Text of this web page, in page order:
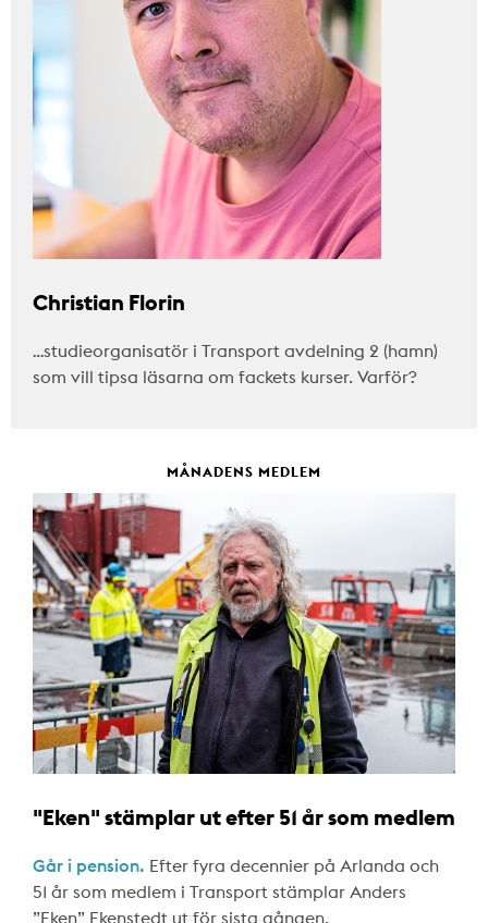
Christian Florin
…studieorganisatör i Transport avdelning 2 (hamn)
som vill tipsa läsarna om fackets kurser. Varför?
MÅNADENS MEDLEM
"Eken" stämplar ut efter 51 år som medlem
Går i pension. Efter fyra decennier på Arlanda och
51 år som medlem i Transport stämplar Anders
”Eken” Ekenstedt ut för sista gången.